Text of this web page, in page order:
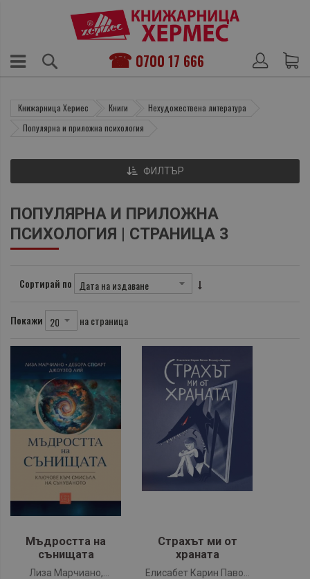
0700 17 666
Книжарница Хермес Книги
Нехудожествена литература
Популярна и приложна психология
ПОПУЛЯРНА И ПРИЛОЖНА
ПСИХОЛОГИЯ | СТРАНИЦА 3
Сортирай по
Покажи на страница
Мъдростта на
сънищата
Лиза Марчиано,
Страхът ми от
храната
Елисабет Карин Павон
ФИЛТЪР